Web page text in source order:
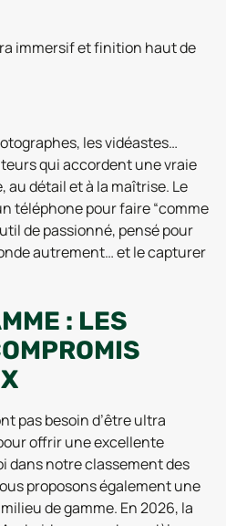
immersif et finition haut de
les vidéastes…
qui accordent une vraie
au détail et à la maîtrise. Le
téléphone pour faire “comme
de passionné, pensé pour
autrement… et le capturer
: LES
pas besoin d’être ultra
offrir une excellente
dans notre classement des
proposons également une
de gamme. En 2026, la